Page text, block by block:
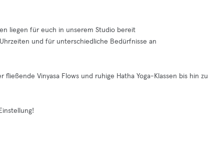
liegen für euch in unserem Studio bereit
und für unterschiedliche Bedürfnisse an
Vinyasa Flows und ruhige Hatha Yoga-Klassen bis hin zu